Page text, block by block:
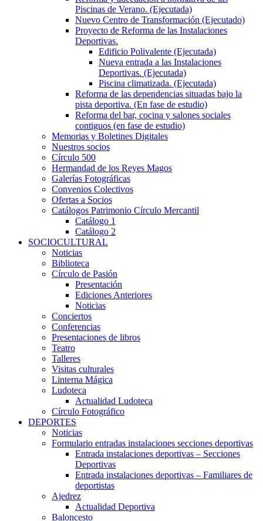
Piscinas de Verano. (Ejecutada)
Nuevo Centro de Transformación (Ejecutado)
Proyecto de Reforma de las Instalaciones
Deportivas.
Edificio Polivalente (Ejecutada)
Nueva entrada a las Instalaciones
Deportivas. (Ejecutada)
Piscina climatizada. (Ejecutada)
Reforma de las dependencias situadas bajo la
pista deportiva. (En fase de estudio)
Reforma del bar, cocina y salones sociales
contiguos (en fase de estudio)
Memorias y Boletines Digitales
Nuestros socios
Círculo 500
Hermandad de los Reyes Magos
Galerías Fotográficas
Convenios Colectivos
Ofertas a Socios
Catálogos Patrimonio Círculo Mercantil
Catálogo 1
Catálogo 2
SOCIOCULTURAL
Noticias
Biblioteca
Círculo de Pasión
Presentación
Ediciones Anteriores
Noticias
Conciertos
Conferencias
Presentaciones de libros
Teatro
Talleres
Visitas culturales
Linterna Mágica
Ludoteca
Actualidad Ludoteca
Círculo Fotográfico
DEPORTES
Noticias
Formulario entradas instalaciones secciones deportivas
Entrada instalaciones deportivas – Secciones
Deportivas
Entrada instalaciones deportivas – Familiares de
deportistas
Ajedrez
Actualidad Deportiva
Baloncesto